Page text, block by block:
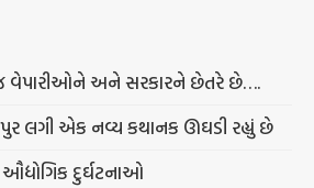
વેપારીઓને અને સરકારને છેતરે છે….
લગી એક નવ્ય કથાનક ઊઘડી રહ્યું છે
દુર્ઘટનાઓ